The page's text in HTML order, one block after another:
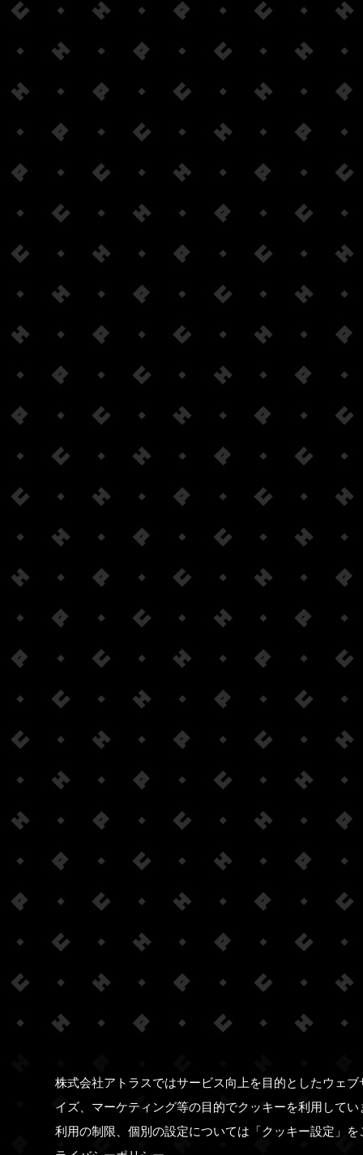
株式会社アトラスではサービス向上を目的としたウェ
イズ、マーケティング等の目的でクッキーを利用して
利用の制限、個別の設定については「クッキー設定」